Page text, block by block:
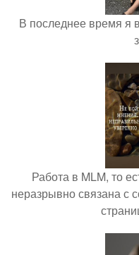
В последнее время я
Работа в MLM, то
неразрывно связана с